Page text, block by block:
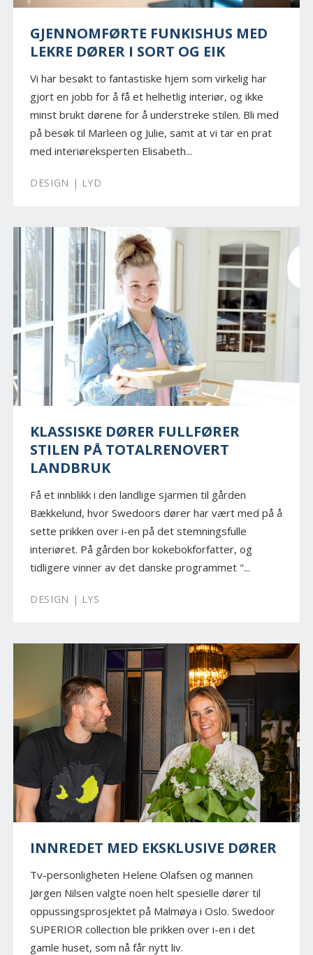
GJENNOMFØRTE FUNKISHUS MED
LEKRE DØRER I SORT OG EIK
Vi har besøkt to fantastiske hjem som virkelig har
gjort en jobb for å få et helhetlig interiør, og ikke
minst brukt dørene for å understreke stilen. Bli med
på besøk til Marleen og Julie, samt at vi tar en prat
med interiøreksperten Elisabeth...
DESIGN | LYD
KLASSISKE DØRER FULLFØRER
STILEN PÅ TOTALRENOVERT
LANDBRUK
Få et innblikk i den landlige sjarmen til gården
Bækkelund, hvor Swedoors dører har vært med på å
sette prikken over i-en på det stemningsfulle
interiøret. På gården bor kokebokforfatter, og
tidligere vinner av det danske programmet "...
DESIGN | LYS
INNREDET MED EKSKLUSIVE DØRER
Tv-personligheten Helene Olafsen og mannen
Jørgen Nilsen valgte noen helt spesielle dører til
oppussingsprosjektet på Malmøya i Oslo. Swedoor
SUPERIOR collection ble prikken over i-en i det
gamle huset, som nå får nytt liv.